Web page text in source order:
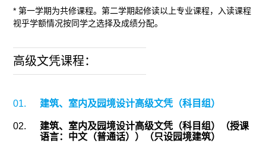
* 第一学期为共修课程。第二学期起修读以上专业课程，入读课程
视乎学额情况按同学之选择及成绩分配。
高级文凭课程：
01. 建筑、室内及园境设计高级文凭（科目组）
02.
建筑、室内及园境设计高级文凭（科目组）（授课
语言：中文（普通话））（只设园境建筑）